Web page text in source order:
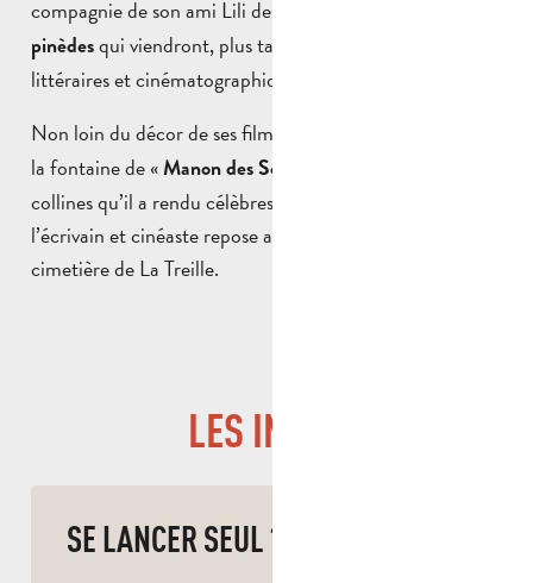
compagnie de son ami Lili des Bellons,
pinèdesqui viendront, plus tard, alimenter ses œuvres
littéraires et cinématographiques.
Non loin du décor de ses films comme «
la fontaine de «Manon des Sources
collines qu’il a rendu célèbres dans le monde entier,
l’écrivain et cinéaste repose aujourd’hui dans le petit
cimetière de La Treille.
LES INFOS
SE LANCER SEUL ?